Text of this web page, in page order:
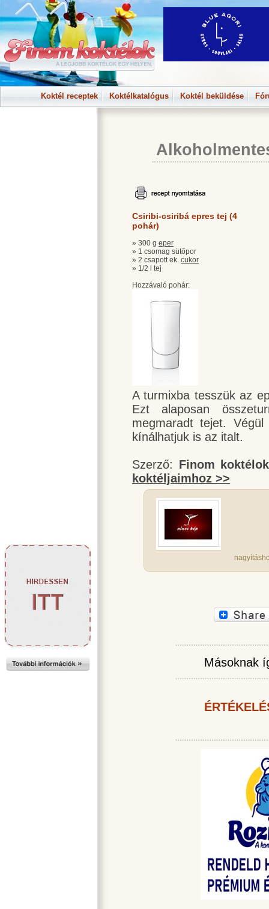
Koktél receptek Koktélkatalógus Koktél beküldése
Csiribi-csiribá epres tej (4
pohár)
» 300 g eper
» 1 csomag sütőpor
» 2 csapott ek. cukor
» 1/2 l tej
Hozzávaló pohár:
A turmixba tesszük az
Ezt alaposan
megmaradt tejet.
kínálhatjuk is az italt.
Szerző: Finom koktélok
koktéljaimhoz >>
Másoknak